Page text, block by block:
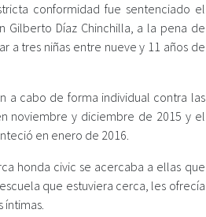
conformidad fue sentenciado el
Gilberto Díaz Chinchilla, a la pena de
a tres niñas entre nueve y 11 años de
a cabo de forma individual contra las
noviembre y diciembre de 2015 y el
en enero de 2016.
honda civic se acercaba a ellas que
que estuviera cerca, les ofrecía
íntimas.